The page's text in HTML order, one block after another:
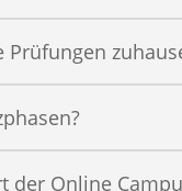
Prüfungen
der Online